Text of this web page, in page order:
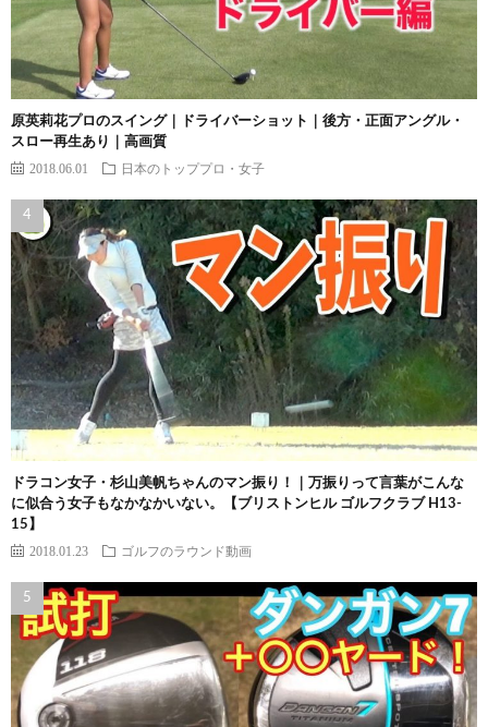
原英莉花プロのスイング｜ドライバーショット｜後方・正面アングル・
スロー再生あり｜高画質
2018.06.01 日本のトッププロ・女子
ドラコン女子・杉山美帆ちゃんのマン振り！｜万振りって言葉がこんな
に似合う女子もなかなかいない。【ブリストンヒル ゴルフクラブ H13-
15】
2018.01.23 ゴルフのラウンド動画